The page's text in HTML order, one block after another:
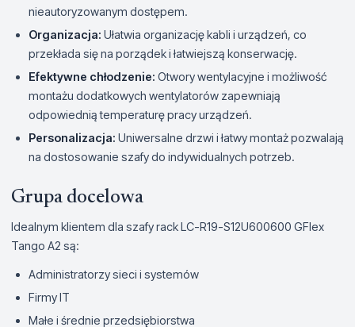
nieautoryzowanym dostępem.
Organizacja: Ułatwia organizację kabli i urządzeń, co
przekłada się na porządek i łatwiejszą konserwację.
Efektywne chłodzenie: Otwory wentylacyjne i możliwość
montażu dodatkowych wentylatorów zapewniają
odpowiednią temperaturę pracy urządzeń.
Personalizacja: Uniwersalne drzwi i łatwy montaż pozwalają
na dostosowanie szafy do indywidualnych potrzeb.
Grupa docelowa
Idealnym klientem dla szafy rack LC-R19-S12U600600 GFlex
Tango A2 są:
Administratorzy sieci i systemów
Firmy IT
Małe i średnie przedsiębiorstwa